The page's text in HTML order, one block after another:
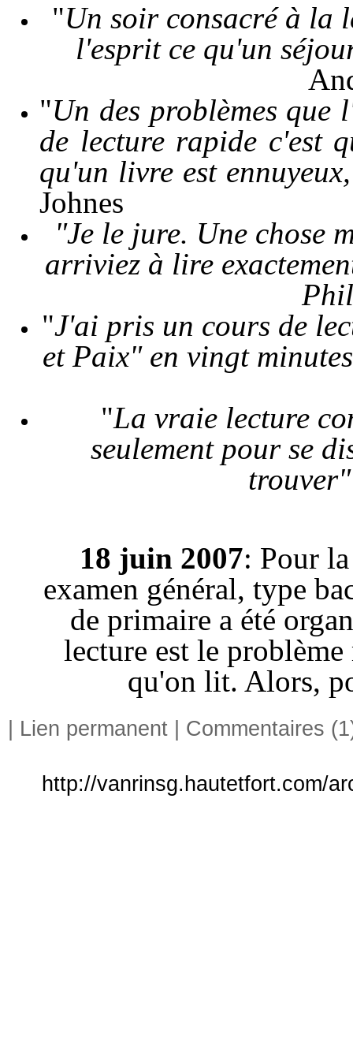
"Un soir consacré à la
l'esprit ce qu'un
"Un des problèmes que
de lecture rapide c'est
qu'un livre est
Johnes
"Je le jure. Une chose
arriviez à lire
"J'ai pris un cours de
et Paix" en vingt
"La vraie lecture
seulement pour se
trouver"
18 juin 2007: Pour
examen général, type
de primaire a été
lecture est le
qu'on lit. Alors,
Lien permanent Commentaires
http://vanrinsg.hautetfort.com/